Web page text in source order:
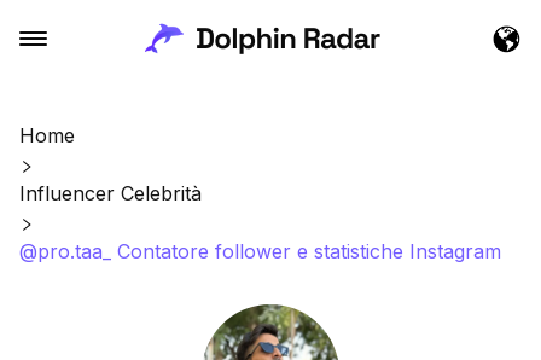
Home
Influencer Celebrità
@pro.taa_ Contatore follower e statistiche Instagram